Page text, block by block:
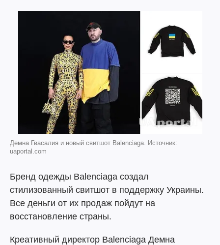
Демна Гвасалия и новый свитшот Balenciaga. Источник:
uaportal.com
Бренд одежды Balenciaga создал
стилизованный свитшот в поддержку Украины.
Все деньги от их продаж пойдут на
восстановление страны.
Креативный директор Balenciaga Демна